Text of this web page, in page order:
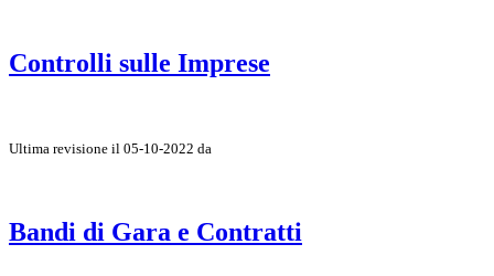
Controlli sulle Imprese
Ultima revisione il 05-10-2022 da
Bandi di Gara e Contratti